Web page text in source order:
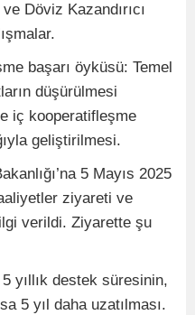
Döviz Kazandırıcı
başarı öyküsü: Temel
düşürülmesi
iç kooperatifleşme
geliştirilmesi.
5 Mayıs 2025
ziyareti ve
verildi. Ziyarette şu
yıllık destek süresinin,
5 yıl daha uzatılması.